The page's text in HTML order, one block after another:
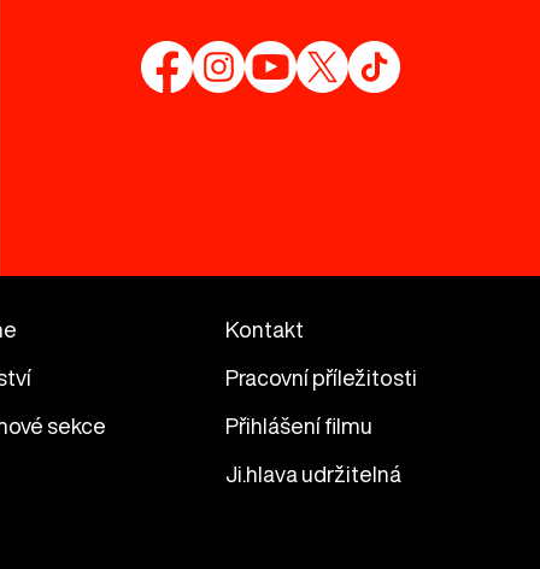
Kontakt
Pracovní příležitosti
sekce Přihlášení filmu
Ji.hlava udržitelná